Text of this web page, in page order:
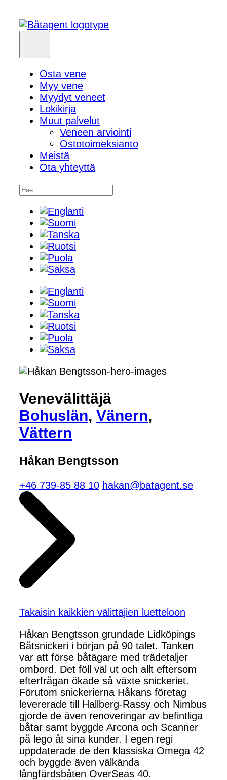
Osta vene
Myy vene
Myydyt veneet
Lokikirja
Muut palvelut
Veneen arviointi
Ostotoimeksianto
Meistä
Ota yhteyttä
Venevälittäjä
Bohuslän, Vänern,
Vättern
Håkan Bengtsson
+46 739-85 88 10 hakan@batagent.se
Takaisin kaikkien välittäjien luetteloon
Håkan Bengtsson grundade Lidköpings
Båtsnickeri i början på 90 talet. Tanken
var att förse båtägare med trädetaljer
ombord. Det föll väl ut och allt eftersom
efterfrågan ökade så växte snickeriet.
Förutom snickerierna Håkans företag
levererade till Hallberg-Rassy och Nimbus
gjorde de även renoveringar av befintliga
båtar samt byggde Arcona och Scanner
på lego åt sina kunder. I egen regi
uppdaterade de den klassiska Omega 42
och byggde även välkända
långfärdsbåten OverSeas 40.